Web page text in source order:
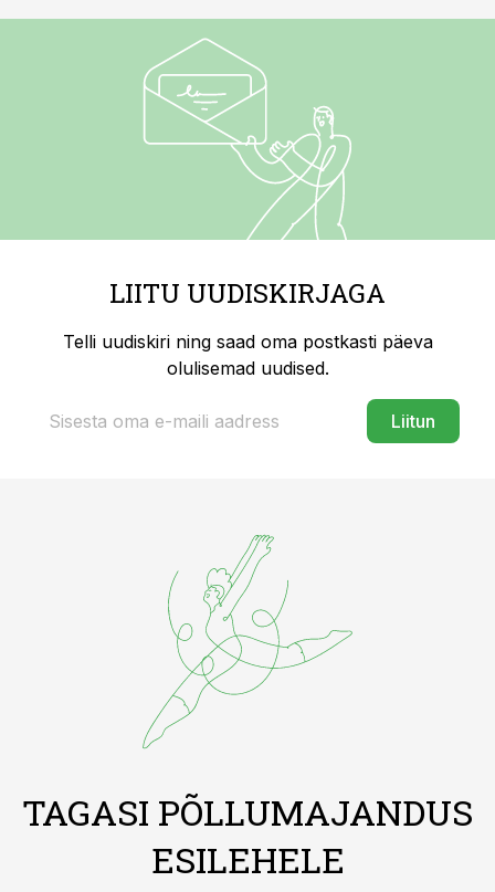
LIITU UUDISKIRJAGA
Telli uudiskiri ning saad oma postkasti päeva
olulisemad uudised.
Liitun
TAGASI PÕLLUMAJANDUS
ESILEHELE